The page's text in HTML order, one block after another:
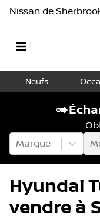
Nissan de
Neufs
Marque
Hyundai
vendre à